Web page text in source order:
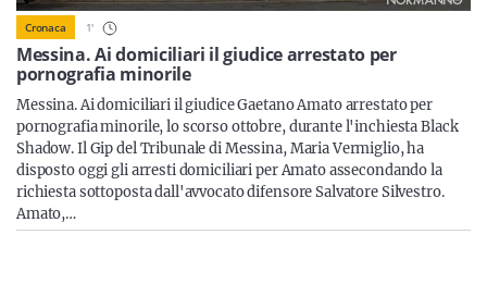
Servizi
Resta sempre aggiornato con le ultime news, iscriviti alla
Messina. Ai domiciliari il giudice arrestato per
pornografia minorile
Cronaca 1'
Messina. Ai domiciliari il giudice Gaetano Amato arrestato per
pornografia minorile, lo scorso ottobre, durante l'inchiesta Black
Shadow. Il Gip del Tribunale di Messina, Maria Vermiglio, ha
disposto oggi gli arresti domiciliari per Amato assecondando la
richiesta sottoposta dall'avvocato difensore Salvatore Silvestro.
Amato,…